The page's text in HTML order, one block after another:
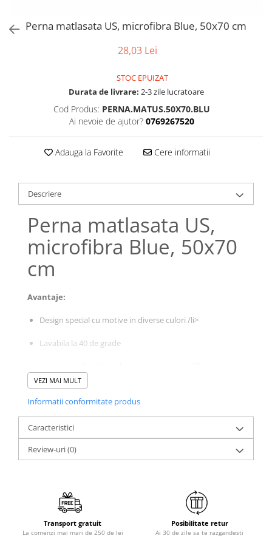
Bumbac policoton
Compatibile cu saltea
180x200cm
200x200cm
Tipul cearceafului de pat
Cu elastic
Normal - fara elastic
Culoarea
Neagra
Rosie
Verde
Imprimeu
Cu flori
Uni (1-2 culori)
Cu Animal Print
Cu ursuleti
Perna matlasata US, microfibra Blue, 50x70 cm
28,03 Lei
STOC EPUIZAT
Durata de livrare: 2-3 zile lucratoare
Cod Produs: PERNA.MATUS.50X70.BLU
Ai nevoie de ajutor? 0769267520
Adauga la Favorite Cere informatii
Descriere
Perna matlasata US,
microfibra Blue, 50x70
cm
Avantaje:
Design special cu motive in diverse culori /li>
Lavabila la 40 de grade
permeabilitate si un grad de revenire deosebit.
Potrivita pentru toate pozitiile de somn
Informatii tehnice
Dimensiune: 50 x 70 cm
Material umplutura: 100% poliester din bilute marca
Superball
VEZI MAI MULT
Informatii conformitate produs
Caracteristici
Review-uri(0)
Transport gratuit
La comenzi mai mari de 250 de lei
Posibilitate retur
Ai 30 de zile sa te razgandesti